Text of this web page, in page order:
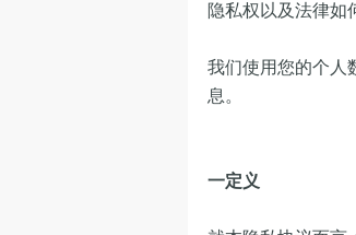
隐私权以及法律如
我们使用您的个人
息。
一定义